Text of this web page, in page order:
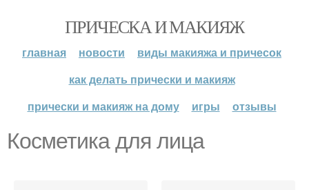
ПРИЧЕСКА И МАКИЯЖ
главная новости
виды макияжа и причесок
как делать прически и макияж
прически и макияж на дому
игры отзывы
Косметика для лица